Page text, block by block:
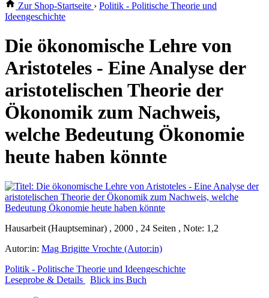
Zur Shop-Startseite › Politik - Politische Theorie und
Ideengeschichte
Die ökonomische Lehre von
Aristoteles - Eine Analyse der
aristotelischen Theorie der
Ökonomik zum Nachweis,
welche Bedeutung Ökonomie
heute haben könnte
Hausarbeit (Hauptseminar) , 2000 , 24 Seiten , Note: 1,2
Autor:in: Mag Brigitte Vrochte (Autor:in)
Politik - Politische Theorie und Ideengeschichte
Leseprobe & Details
Blick ins Buch